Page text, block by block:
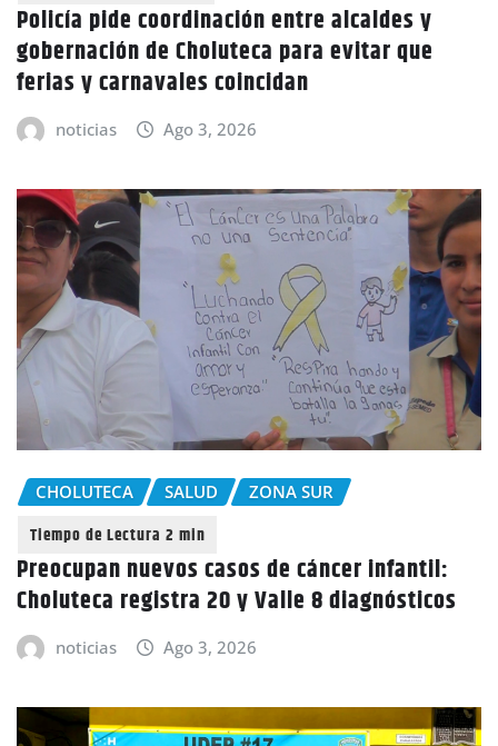
Policía pide coordinación entre alcaldes y
gobernación de Choluteca para evitar que
ferias y carnavales coincidan
noticias Ago 3, 2026
CHOLUTECA SALUD ZONA SUR
Preocupan nuevos casos de cáncer infantil:
Choluteca registra 20 y Valle 8 diagnósticos
noticias Ago 3, 2026